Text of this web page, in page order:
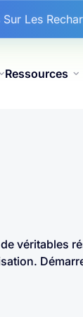
Ressources
véritables